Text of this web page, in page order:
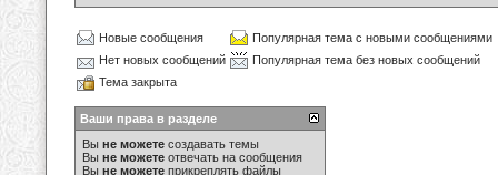
Новые сообщения
Популярная тема с новыми сообщениями
Нет новых сообщений
Популярная тема без новых сообщений
Тема закрыта
Ваши права в разделе
Вы не можете создавать темы
Вы не можете отвечать на сообщения
Вы не можете прикреплять файлы